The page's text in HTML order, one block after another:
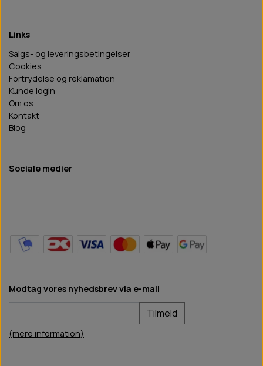
Links
Salgs- og leveringsbetingelser
Cookies
Fortrydelse og reklamation
Kunde login
Om os
Kontakt
Blog
Sociale medier
Modtag vores nyhedsbrev via e-mail
Tilmeld
(mere information)